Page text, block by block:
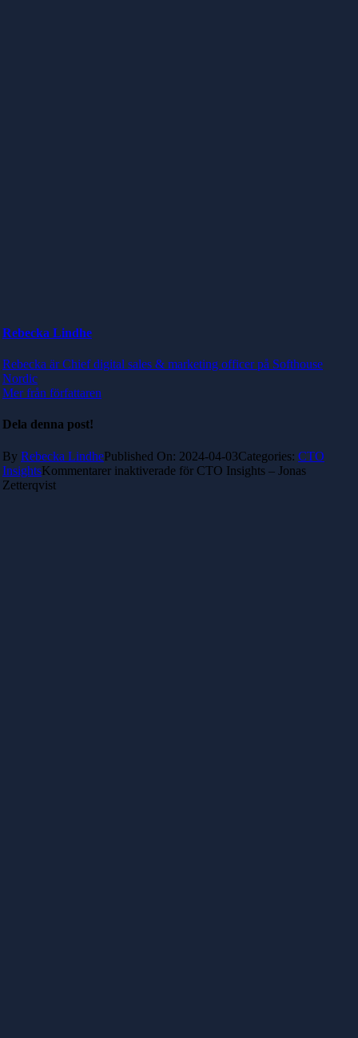
Rebecka Lindhe
Rebecka är Chief digital sales & marketing officer på Softhouse
Nordic
Mer från författaren
Dela denna post!
By Rebecka LindhePublished On: 2024-04-03Categories: CTO
InsightsKommentarer inaktiverade för CTO Insights – Jonas
Zetterqvist